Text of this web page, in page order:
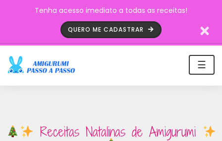
Tenha acesso imediato a todas as receitas!
QUERO ME CADASTRAR
☰
Receitas Natalinas de Amigurumi